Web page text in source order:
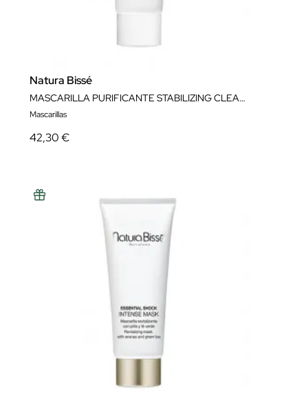
Natura Bissé
MASCARILLA PURIFICANTE STABILIZING CLEANSING MASK 75 ML NATURA BISSÉ
Mascarillas
42,30 €